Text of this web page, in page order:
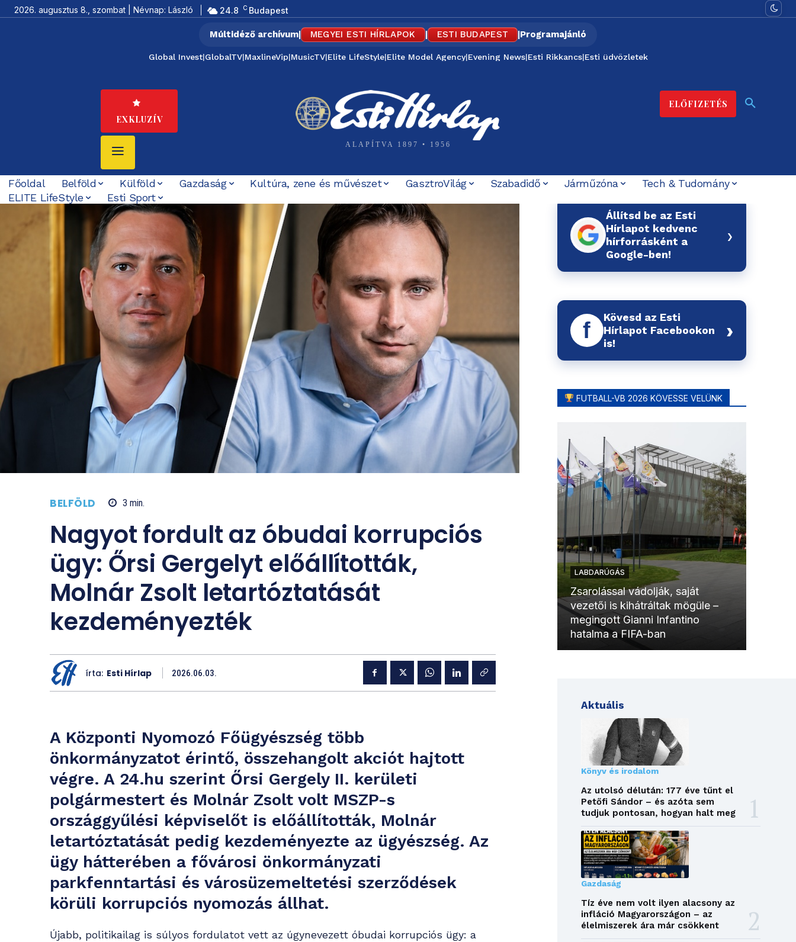
2026. augusztus 8., szombat | Névnap: László 24.8 C Budapest
Múltidéző archívum| MEGYEI ESTI HÍRLAPOK | ESTI BUDAPEST |Programajánló
Global Invest|GlobalTV|MaxlineVip|MusicTV|Elite LifeStyle|Elite Model Agency|Evening News|Esti Rikkancs|Esti üdvözletek
EXKLUZÍV
ALAPÍTVA 1897 • 1956
ELŐFIZETÉS
Főoldal Belföld Külföld Gazdaság Kultúra, zene és művészet GasztroVilág Szabadidő Járműzóna
Tech & Tudomány
ELITE LifeStyle
Esti Sport
BELFÖLD 3 min.
Nagyot fordult az óbudai korrupciós
ügy: Őrsi Gergelyt előállították,
Molnár Zsolt letartóztatását
kezdeményezték
írta: Esti Hírlap 2026.06.03.
A Központi Nyomozó Főügyészség több
önkormányzatot érintő, összehangolt akciót hajtott
végre. A 24.hu szerint Őrsi Gergely II. kerületi
polgármestert és Molnár Zsolt volt MSZP-s
országgyűlési képviselőt is előállították, Molnár
letartóztatását pedig kezdeményezte az ügyészség. Az
ügy hátterében a fővárosi önkormányzati
parkfenntartási és városüzemeltetési szerződések
körüli korrupciós nyomozás állhat.
Újabb, politikailag is súlyos fordulatot vett az úgynevezett óbudai korrupciós ügy: a
Állítsd be az Esti
Hírlapot kedvenc
hírforrásként a
Google-ben!
›
f
Kövesd az Esti
Hírlapot Facebookon
is!
›
FUTBALL-VB 2026 KÖVESSE VELÜNK
LABDARÚGÁS
Zsarolással vádolják, saját
vezetői is kihátráltak mögüle –
megingott Gianni Infantino
hatalma a FIFA-ban
Aktuális
Könyv és irodalom
Az utolsó délután: 177 éve tűnt el
Petőfi Sándor – és azóta sem
tudjuk pontosan, hogyan halt meg
Gazdaság
Tíz éve nem volt ilyen alacsony az
infláció Magyarországon – az
élelmiszerek ára már csökkent